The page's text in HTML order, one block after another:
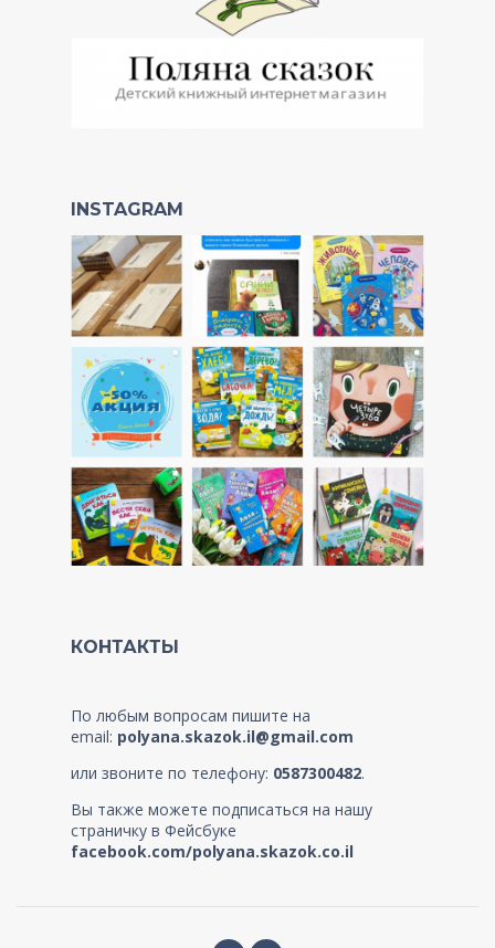
INSTAGRAM
КОНТАКТЫ
По любым вопросам пишите на
email: polyana.skazok.il@gmail.com
или звоните по телефону: 0587300482.
Вы также можете подписаться на нашу
страничку в Фейсбуке
facebook.com/polyana.skazok.co.il